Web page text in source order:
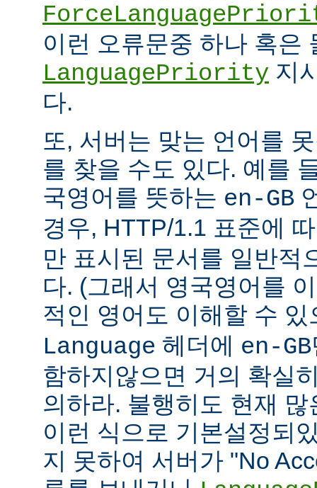
이런 오류문중 하나 혹은
LanguagePriority 지
다.
또, 서버는 맞는 언어를
를 찾을 수도 있다. 예를
국영어를 뜻하는 en-GB
경우, HTTP/1.1 표준에
만 표시된 문서를 일반적
다. (그래서 영국영어를
적인 영어도 이해할 수
Language 헤더에 en-GB
함하지않으면 거의 확실
의하라. 불행히도 현재
이런 식으로 기본설정되
지 못하여 서버가 "No